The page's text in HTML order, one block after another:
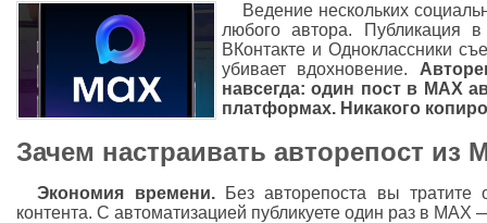
Ведение нескольких
любого автора. Публикация
ВКонтакте и Одноклассники
убивает вдохновение.
навсегда: один пост в MAX
платформах. Никакого
Зачем настраивать авторепост из
Экономия времени.Без авторепоста вы тратите
контента. С автоматизацией публикуете один раз в